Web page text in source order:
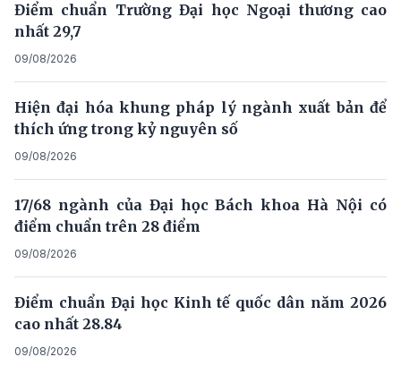
Điểm chuẩn Trường Đại học Ngoại thương cao
nhất 29,7
09/08/2026
Hiện đại hóa khung pháp lý ngành xuất bản để
thích ứng trong kỷ nguyên số
09/08/2026
17/68 ngành của Đại học Bách khoa Hà Nội có
điểm chuẩn trên 28 điểm
09/08/2026
Điểm chuẩn Đại học Kinh tế quốc dân năm 2026
cao nhất 28.84
09/08/2026